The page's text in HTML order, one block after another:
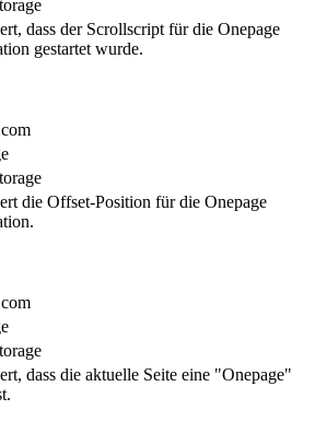
dass der Scrollscript für die Onepage
gestartet wurde.
die Offset-Position für die Onepage
dass die aktuelle Seite eine "Onepage"